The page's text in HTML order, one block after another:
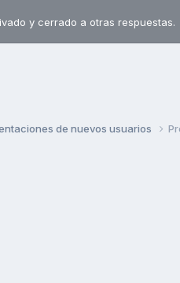
y cerrado a otras respuestas.
de nuevos usuarios